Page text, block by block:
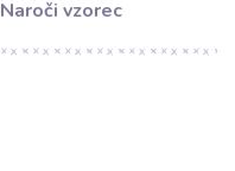
Naroči vzorec